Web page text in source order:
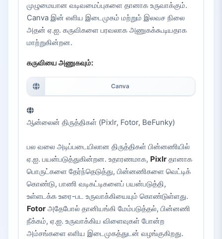
முழுமையான வடிவமைப்புகளை தானாக உருவாக்கும்.
Canva இன் எளிய இடைமுகம் மற்றும் இலவச நிலை
அதன் ஏ.ஐ. கருவிகளை பரவலாக அணுகக்கூடியதாக
மாற்றுகின்றன.
கருவியை அணுகவும்:
Canva
ஆன்லைன் திருத்திகள் (Pixlr, Fotor, BeFunky)
பல வலை அடிப்படையிலான திருத்திகள் பின்னணியில்
ஏ.ஐ. பயன்படுத்துகின்றன. உதாரணமாக, Pixlr தானாக
பொருட்களை தேர்ந்தெடுத்து, பின்னணிகளை வெட்டிக்
கொண்டு, பாணி வடிகட்டிகளைப் பயன்படுத்தி,
உள்ளடக்க உரை-பட உருவாக்கியையும் கொண்டுள்ளது.
Fotor அதேபோல் தானியங்கி மேம்படுத்தல், பின்னணி
நீக்கம், ஏ.ஐ. உருவாக்கிய விளைவுகள் போன்ற
அம்சங்களை எளிய இடைமுகத்துடன் வழங்குகிறது.